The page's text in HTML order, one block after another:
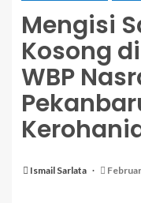
Mengisi
Kosong
WBP
Ismail Sarlata